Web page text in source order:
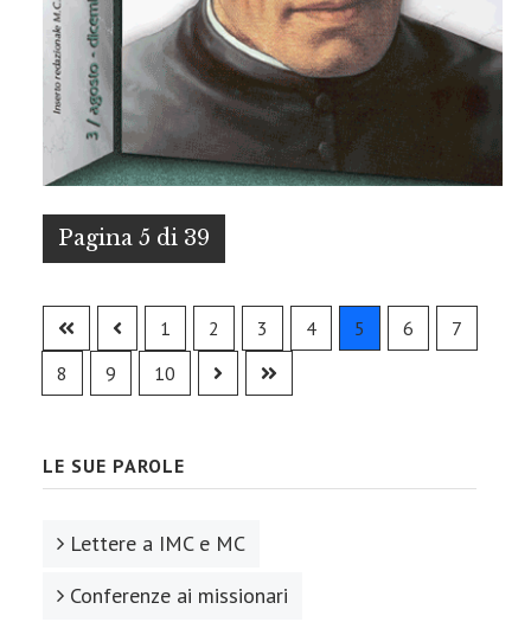
Pagina 5 di 39
1 2 3 4 5 6
7
8
9 10
LE SUE PAROLE
Lettere a IMC e MC
Conferenze ai missionari